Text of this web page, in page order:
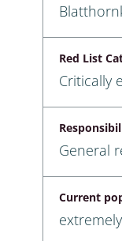
Red List
Critically
General
Current